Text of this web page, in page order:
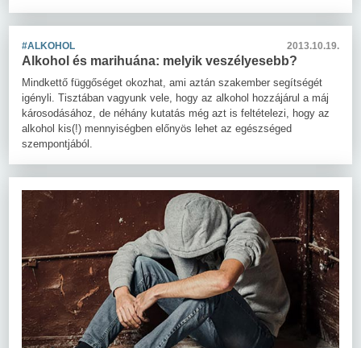
#ALKOHOL 2013.10.19.
Alkohol és marihuána: melyik veszélyesebb?
Mindkettő függőséget okozhat, ami aztán szakember segítségét
igényli. Tisztában vagyunk vele, hogy az alkohol hozzájárul a máj
károsodásához, de néhány kutatás még azt is feltételezi, hogy az
alkohol kis(!) mennyiségben előnyös lehet az egészséged
szempontjából.